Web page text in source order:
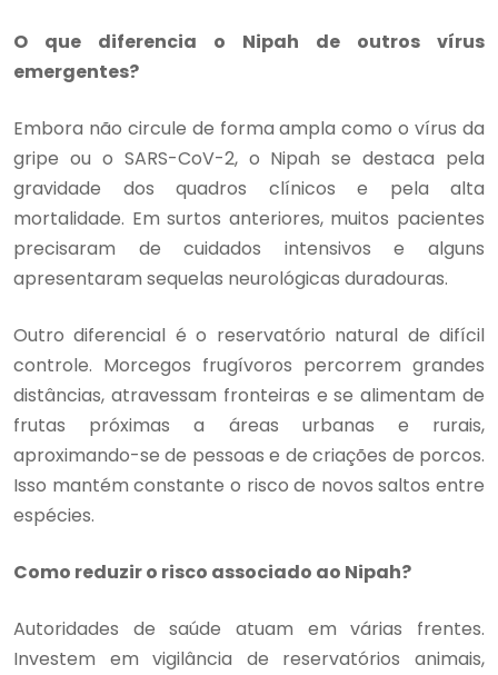
O que diferencia o Nipah de outros vírus
emergentes?
Embora não circule de forma ampla como o vírus da
gripe ou o SARS-CoV-2, o Nipah se destaca pela
gravidade dos quadros clínicos e pela alta
mortalidade. Em surtos anteriores, muitos pacientes
precisaram de cuidados intensivos e alguns
apresentaram sequelas neurológicas duradouras.
Outro diferencial é o reservatório natural de difícil
controle. Morcegos frugívoros percorrem grandes
distâncias, atravessam fronteiras e se alimentam de
frutas próximas a áreas urbanas e rurais,
aproximando-se de pessoas e de criações de porcos.
Isso mantém constante o risco de novos saltos entre
espécies.
Como reduzir o risco associado ao Nipah?
Autoridades de saúde atuam em várias frentes.
Investem em vigilância de reservatórios animais,